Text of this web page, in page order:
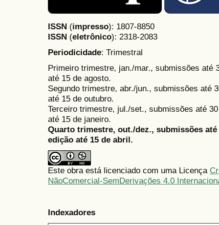
ISSN (impresso): 1807-8850
ISSN (eletrônico): 2318-2083
Periodicidade: Trimestral
Primeiro trimestre, jan./mar., submissões até
até 15 de agosto.
Segundo trimestre, abr./jun., submissões até
até 15 de outubro.
Terceiro trimestre, jul./set., submissões até
até 15 de janeiro.
Quarto trimestre, out./dez., submissões
edição até 15 de abril.
Este obra está licenciado com uma Licença
NãoComercial-SemDerivações 4.0
Indexadores